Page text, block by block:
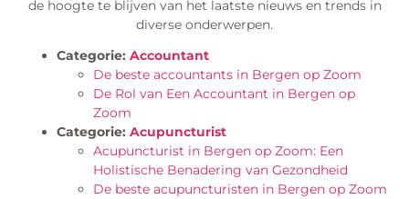
de hoogte te blijven van het laatste nieuws en trends in
diverse onderwerpen.
Categorie: Accountant
De beste accountants in Bergen op Zoom
De Rol van Een Accountant in Bergen op
Zoom
Categorie: Acupuncturist
Acupuncturist in Bergen op Zoom: Een
Holistische Benadering van Gezondheid
De beste acupuncturisten in Bergen op Zoom